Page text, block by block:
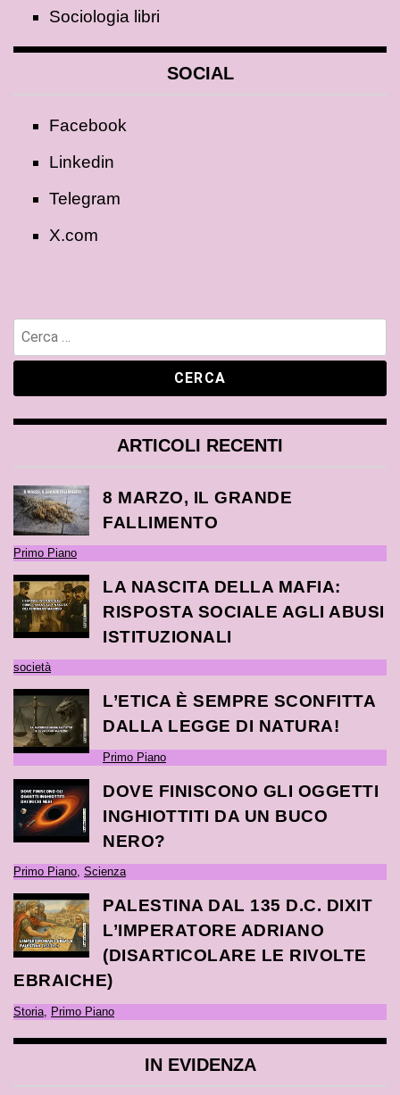
Sociologia libri
SOCIAL
Facebook
Linkedin
Telegram
X.com
ARTICOLI RECENTI
8 MARZO, IL GRANDE
FALLIMENTO
Primo Piano
LA NASCITA DELLA MAFIA:
RISPOSTA SOCIALE AGLI ABUSI
ISTITUZIONALI
società
L’ETICA È SEMPRE SCONFITTA
DALLA LEGGE DI NATURA!
Primo Piano
DOVE FINISCONO GLI OGGETTI
INGHIOTTITI DA UN BUCO
NERO?
Primo Piano, Scienza
PALESTINA DAL 135 D.C. DIXIT
L’IMPERATORE ADRIANO
(DISARTICOLARE LE RIVOLTE
EBRAICHE)
Storia Primo Piano
IN EVIDENZA